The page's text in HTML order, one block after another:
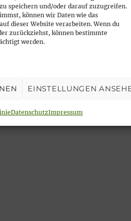
speichern und/oder darauf zuzugreifen.
können wir Daten wie das
dieser Website verarbeiten. Wenn du
zurückziehst, können bestimmte
werden.
EINSTELLUNGEN
DatenschutzImpressum